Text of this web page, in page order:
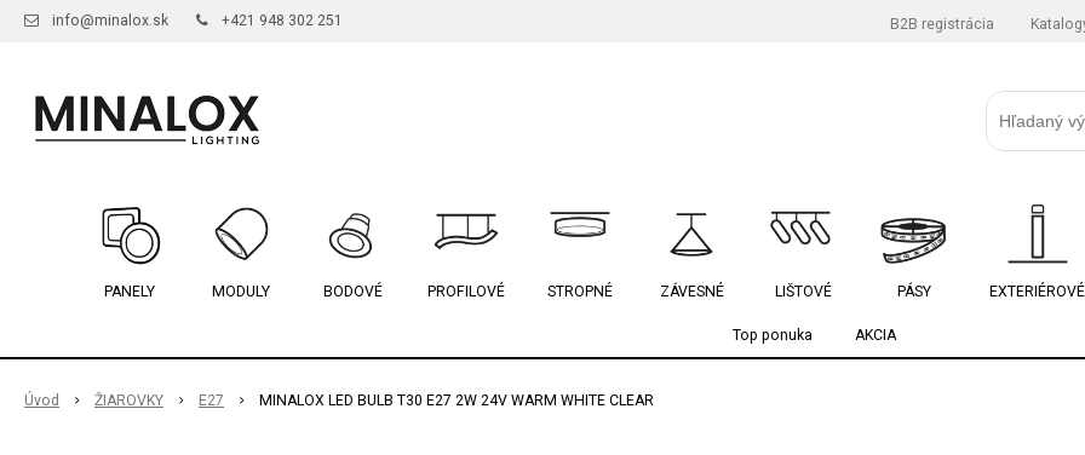
info@minalox.sk +421 948 302 251 B2B registrácia
PANELY MODULY BODOVÉ PROFILOVÉ STROPNÉ ZÁVESNÉ LIŠTOVÉ PÁSY EXTERIÉROVÉ
Top ponuka AKCIA
Úvod ŽIAROVKY E27 MINALOX LED BULB T30 E27 2W 24V WARM WHITE CLEAR